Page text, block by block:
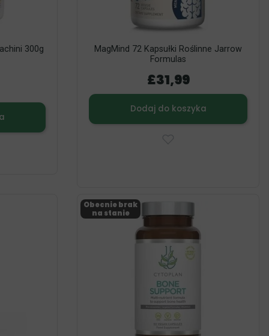
300g
MagMind 72 Kapsułki Roślinne Jarrow
Formulas
£31,99
Dodaj do koszyka
Obecnie brak
na stanie